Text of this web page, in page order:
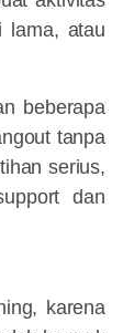
lama, atau
beberapa
tanpa
serius,
dan
karena